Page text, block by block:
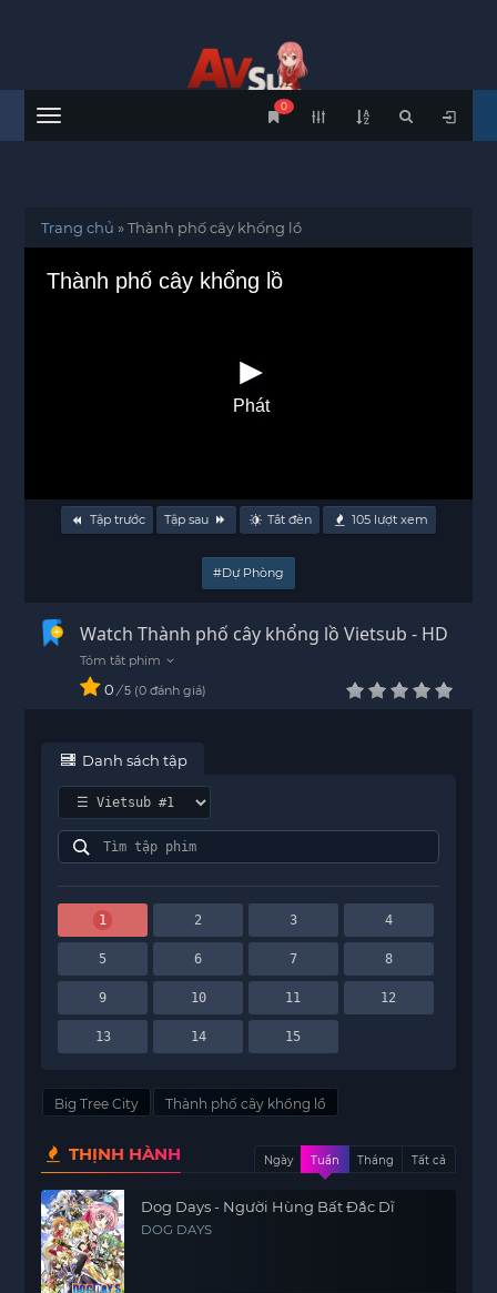
Menu
0
Trang chủ »Thành phố cây khổng lồ
Thành phố cây khổng lồ
Phát
Tập trước Tập sau Tắt đèn 105lượt xem
#Dự Phòng
Watch Thành phố cây khổng lồ Vietsub - HD
0 / 5 0 đánh giá
Danh sách tập
1 2 3 4
5 6 7 8
9 10 11 12
13 14 15
Big Tree City Thành phố cây khổng lồ
THỊNH HÀNH Ngày Tuần Tháng Tất cả
Dog Days - Người Hùng Bất Đắc Dĩ
DOG DAYS